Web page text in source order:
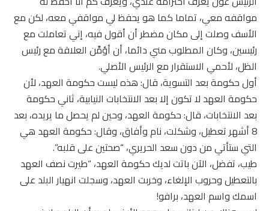
مواقفه معي، تماما كما هو يحفظ لي مواقفي معه، لكن مع
الأسف وصلت إلى مكان مضطر أن أقول فيه، إني تعاملت مع
رئيسين، وكان المطلوب مني دائما، أن أؤمِّن العلاقة مع رئيس
الظل، لأحمي الاستقرار مع الرئيس الأصلي.
أول حكومة بعد التسوية، قال: هذه ليست حكومة العهد، لأن
حكومة العهد لا تكون إلا بعد الانتخابات النيابية، ثاني حكومة
بعد الانتخابات، قال: حكومة العهد، وحين لم يحصل ما يريده، بعد
8 أشهر تعطيل، وشكلت، نام وأفاق، وقال: حكومة العهد هي
التي ستأتي من دون سعد الحريري، “صحتين على قلبه”.
طيب، تفضل، الآن باتت لديك حكومة العهد، “طيرت نصف العهد
بالتعطيل وحروب الإلغاء، وخربت العهد، وسجلت انهيار البلد على
اسمك واسم العهد، برافو!